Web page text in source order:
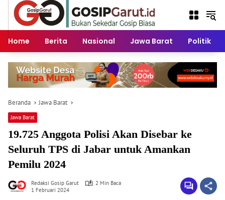
Langsung
konten
Home Berita Nasional Jawa Barat Politik
Beranda Jawa Barat
Jawa Barat
19.725 Anggota Polisi Akan Disebar ke
Seluruh TPS di Jabar untuk Amankan
Pemilu 2024
Redaksi Gosip Garut
2 Min Baca
1 Februari 2024